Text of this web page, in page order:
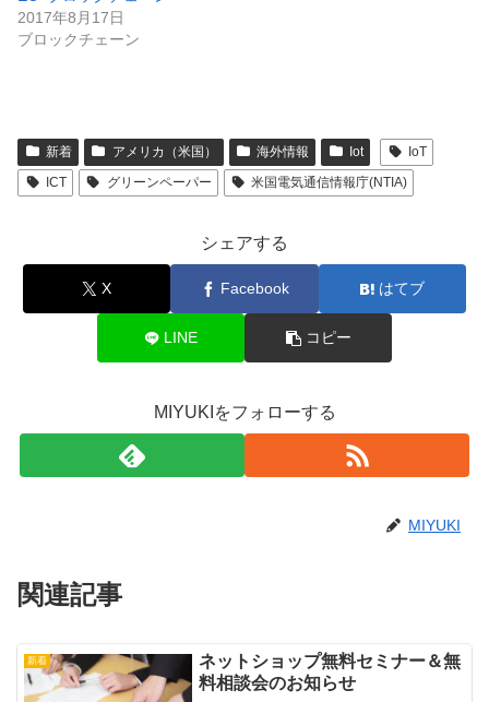
2017年8月17日
ブロックチェーン
新着 アメリカ（米国） 海外情報 Iot
IoT
ICT
グリーンペーパー 米国電気通信情報庁(NTIA)
シェアする
X Facebook はてブ
LINE コピー
MIYUKIをフォローする
MIYUKI
関連記事
新着
ネットショップ無料セミナー＆無
料相談会のお知らせ